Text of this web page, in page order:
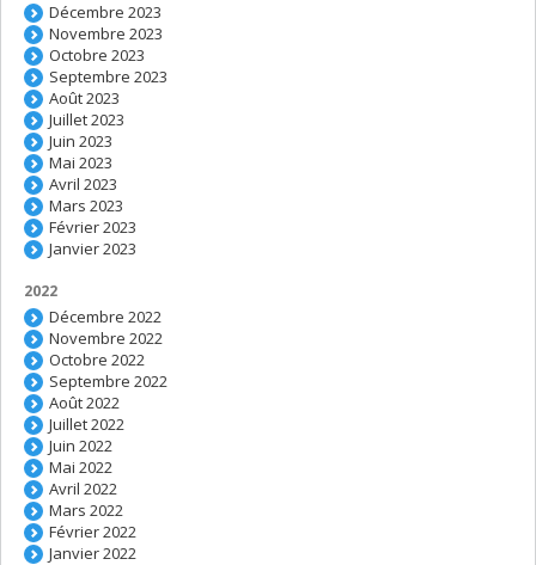
Décembre 2023
Novembre 2023
Octobre 2023
Septembre 2023
Août 2023
Juillet 2023
Juin 2023
Mai 2023
Avril 2023
Mars 2023
Février 2023
Janvier 2023
2022
Décembre 2022
Novembre 2022
Octobre 2022
Septembre 2022
Août 2022
Juillet 2022
Juin 2022
Mai 2022
Avril 2022
Mars 2022
Février 2022
Janvier 2022